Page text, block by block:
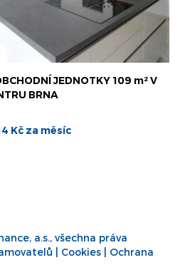
JEDNOTKY 109 m² V
BRNA
Kč za měsíc
a.s., všechna práva
Cookies
Ochrana